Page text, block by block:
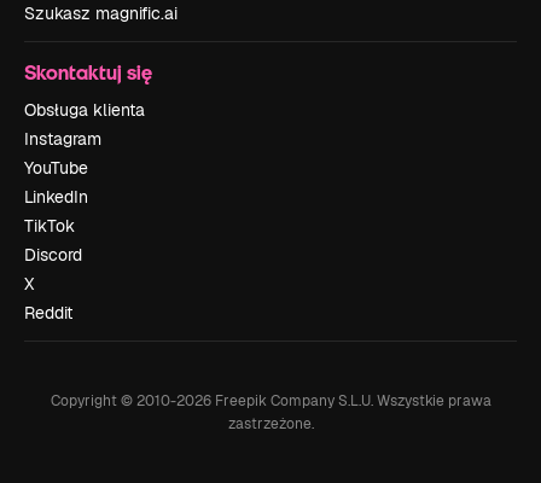
Szukasz magnific.ai
Skontaktuj się
Obsługa klienta
Instagram
YouTube
LinkedIn
TikTok
Discord
X
Reddit
Copyright © 2010-2026Freepik Company S.L.U. Wszystkie prawa
zastrzeżone.